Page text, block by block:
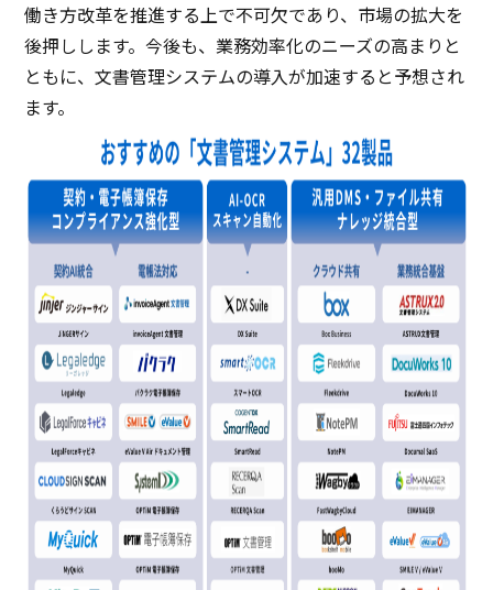
働き方改革を推進する上で不可欠であり、市場の拡大を
後押しします。今後も、業務効率化のニーズの高まりと
ともに、文書管理システムの導入が加速すると予想され
ます。